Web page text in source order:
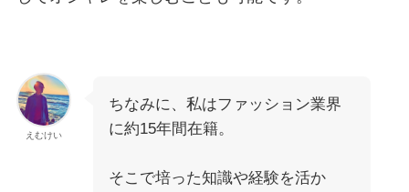
えむけい
ちなみに、私はファッション業界
に約15年間在籍。
そこで培った知識や経験を活か